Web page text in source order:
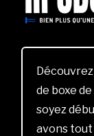
de boxe
soyez
avons tout